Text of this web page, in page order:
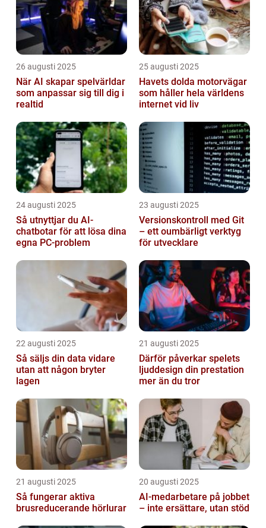
26 augusti 2025
När AI skapar spelvärldar
som anpassar sig till dig i
realtid
25 augusti 2025
Havets dolda motorvägar
som håller hela världens
internet vid liv
24 augusti 2025
Så utnyttjar du AI-
chatbotar för att lösa dina
egna PC-problem
23 augusti 2025
Versionskontroll med Git
– ett oumbärligt verktyg
för utvecklare
22 augusti 2025
Så säljs din data vidare
utan att någon bryter
lagen
21 augusti 2025
Därför påverkar spelets
ljuddesign din prestation
mer än du tror
21 augusti 2025
Så fungerar aktiva
brusreducerande hörlurar
20 augusti 2025
AI‑medarbetare på jobbet
– inte ersättare, utan stöd